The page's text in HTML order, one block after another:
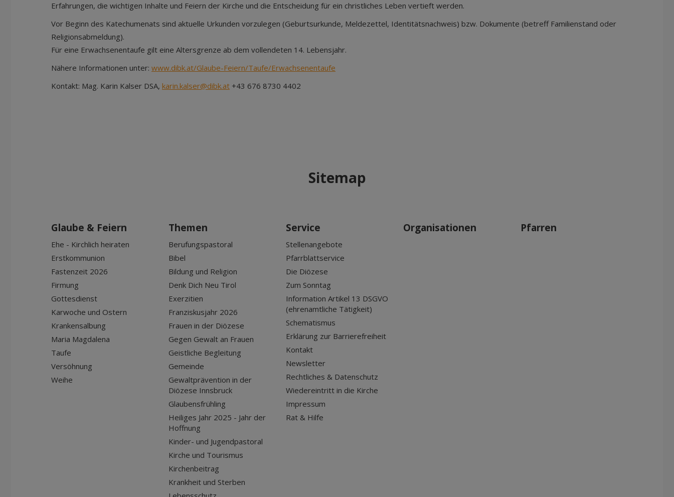
Erfahrungen, die wichtigen Inhalte und Feiern der Kirche und die Entscheidung für ein christliches Leben vertieft werden.
Vor Beginn des Katechumenats sind aktuelle Urkunden vorzulegen (Geburtsurkunde, Meldezettel, Identitätsnachweis) bzw. Dokumente (betreff Familienstand oder
Religionsabmeldung).
Für eine Erwachsenentaufe gilt eine Altersgrenze ab dem vollendeten 14. Lebensjahr.
Nähere Informationen unter: www.dibk.at/Glaube-Feiern/Taufe/Erwachsenentaufe
Kontakt: Mag. Karin Kalser DSA, karin.kalser@dibk.at +43 676 8730 4402
Sitemap
Glaube & Feiern
Ehe - Kirchlich heiraten
Erstkommunion
Fastenzeit 2026
Firmung
Gottesdienst
Karwoche und Ostern
Krankensalbung
Maria Magdalena
Taufe
Versöhnung
Weihe
Themen
Berufungspastoral
Bibel
Bildung und Religion
Denk Dich Neu Tirol
Exerzitien
Franziskusjahr 2026
Frauen in der Diözese
Gegen Gewalt an Frauen
Geistliche Begleitung
Gemeinde
Gewaltprävention in der
Diözese Innsbruck
Glaubensfrühling
Heiliges Jahr 2025 - Jahr der
Hoffnung
Kinder- und Jugendpastoral
Kirche und Tourismus
Kirchenbeitrag
Krankheit und Sterben
Service
Stellenangebote
Pfarrblattservice
Die Diözese
Zum Sonntag
Information Artikel 13 DSGVO
(ehrenamtliche Tätigkeit)
Schematismus
Erklärung zur Barrierefreiheit
Kontakt
Newsletter
Rechtliches & Datenschutz
Wiedereintritt in die Kirche
Impressum
Rat & Hilfe
Organisationen Pfarren